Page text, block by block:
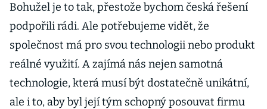
Bohužel je to tak, přestože bychom česká řešení
podpořili rádi. Ale potřebujeme vidět, že
společnost má pro svou technologii nebo produkt
reálné využití. A zajímá nás nejen samotná
technologie, která musí být dostatečně unikátní,
ale i to, aby byl její tým schopný posouvat firmu